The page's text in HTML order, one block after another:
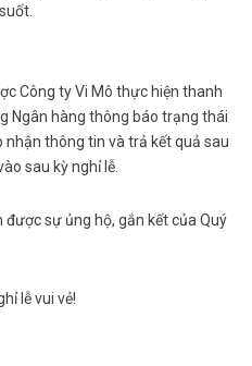
Công ty Vi Mô thực hiện thanh
Ngân hàng thông báo trạng thái
nhận thông tin và trả kết quả sau
sau kỳ nghỉ lễ.
sự ủng hộ, gắn kết của Quý
lễ vui vẻ!